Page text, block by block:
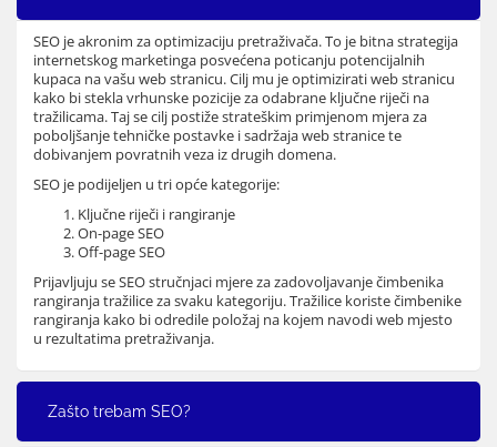
SEO je akronim za optimizaciju pretraživača. To je bitna strategija
internetskog marketinga posvećena poticanju potencijalnih
kupaca na vašu web stranicu. Cilj mu je optimizirati web stranicu
kako bi stekla vrhunske pozicije za odabrane ključne riječi na
tražilicama. Taj se cilj postiže strateškim primjenom mjera za
poboljšanje tehničke postavke i sadržaja web stranice te
dobivanjem povratnih veza iz drugih domena.
SEO je podijeljen u tri opće kategorije:
Ključne riječi i rangiranje
On-page SEO
Off-page SEO
Prijavljuju se SEO stručnjaci mjere za zadovoljavanje čimbenika
rangiranja tražilice za svaku kategoriju. Tražilice koriste čimbenike
rangiranja kako bi odredile položaj na kojem navodi web mjesto
u rezultatima pretraživanja.
Zašto trebam SEO?